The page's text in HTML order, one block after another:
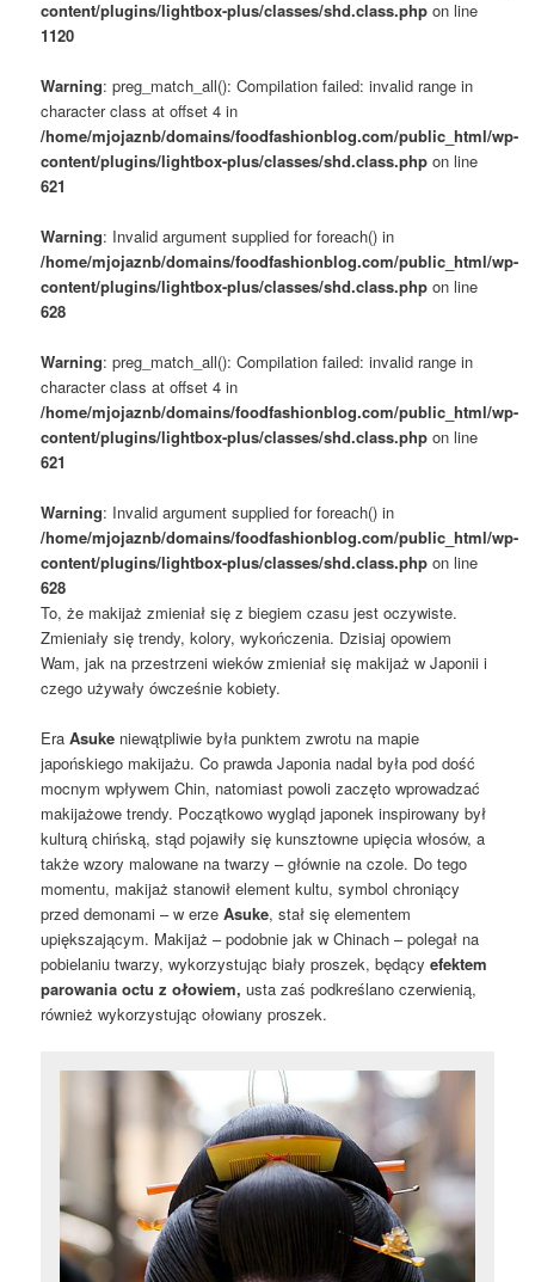
content/plugins/lightbox-plus/classes/shd.class.php on line
1120
Warning: preg_match_all(): Compilation failed: invalid range in
character class at offset 4 in
/home/mjojaznb/domains/foodfashionblog.com/public_html/wp-
content/plugins/lightbox-plus/classes/shd.class.php on line
621
Warning: Invalid argument supplied for foreach() in
/home/mjojaznb/domains/foodfashionblog.com/public_html/wp-
content/plugins/lightbox-plus/classes/shd.class.php on line
628
Warning: preg_match_all(): Compilation failed: invalid range in
character class at offset 4 in
/home/mjojaznb/domains/foodfashionblog.com/public_html/wp-
content/plugins/lightbox-plus/classes/shd.class.php on line
621
Warning: Invalid argument supplied for foreach() in
/home/mjojaznb/domains/foodfashionblog.com/public_html/wp-
content/plugins/lightbox-plus/classes/shd.class.php on line
628
To, że makijaż zmieniał się z biegiem czasu jest oczywiste.
Zmieniały się trendy, kolory, wykończenia. Dzisiaj opowiem
Wam, jak na przestrzeni wieków zmieniał się makijaż w Japonii i
czego używały ówcześnie kobiety.
EraAsuke niewątpliwie była punktem zwrotu na mapie
japońskiego makijażu. Co prawda Japonia nadal była pod dość
mocnym wpływem Chin, natomiast powoli zaczęto wprowadzać
makijażowe trendy. Początkowo wygląd japonek inspirowany był
kulturą chińską, stąd pojawiły się kunsztowne upięcia włosów, a
także wzory malowane na twarzy – głównie na czole. Do tego
momentu, makijaż stanowił element kultu, symbol chroniący
przed demonami – w erzeAsuke, stał się elementem
upiększającym. Makijaż – podobnie jak w Chinach – polegał na
pobielaniu twarzy, wykorzystując biały proszek, będącyefektem
parowania octu z ołowiem,usta zaś podkreślano czerwienią,
również wykorzystując ołowiany proszek.